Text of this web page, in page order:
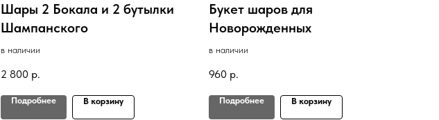
Шары 2 Бокала и 2 бутылки
Шампанского
в наличии
2 800 р.
Подробнее В корзину
Букет шаров для
Новорожденных
в наличии
960 р.
Подробнее В корзину